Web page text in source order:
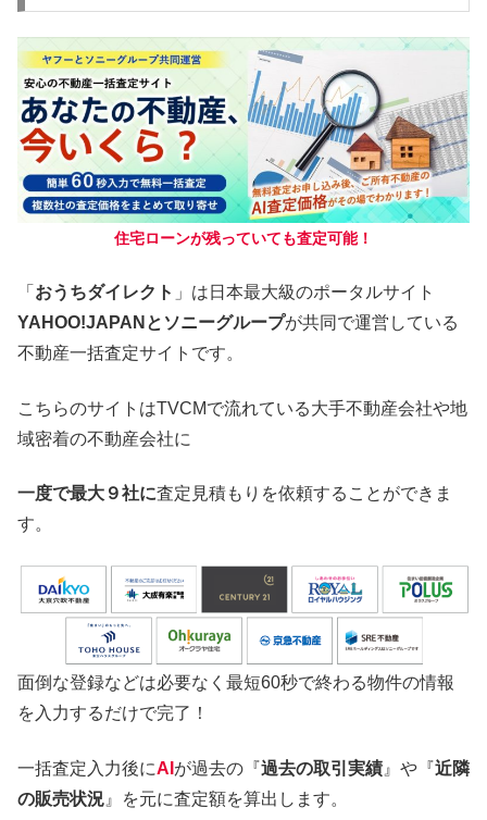
住宅ローンが残っていても査定可能！
「 おうちダイレクト 」は日本最大級のポータルサイト
YAHOO!JAPANとソニーグループが共同で運営している
不動産一括査定サイトです。
こちらのサイトはTVCMで流れている大手不動産会社や地
域密着の不動産会社に
一度で最大９社に査定見積もりを依頼することができま
す。
面倒な登録などは必要なく最短60秒で終わる物件の情報
を入力するだけで完了！
一括査定入力後にAI が過去の『過去の取引実績 』や『近隣
の販売状況 』を元に査定額を算出します。